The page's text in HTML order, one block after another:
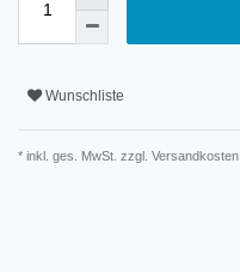
Wunschliste
* inkl. ges. MwSt. zzgl. Versandkosten